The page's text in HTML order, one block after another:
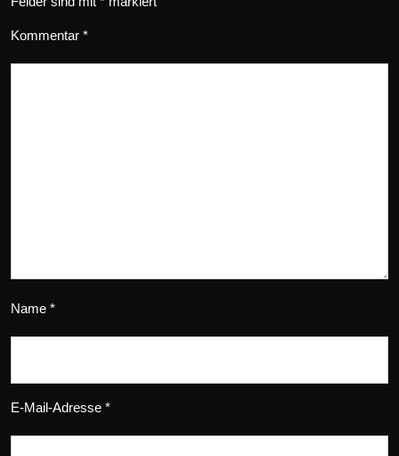
Kommentar *
Name *
E-Mail-Adresse *